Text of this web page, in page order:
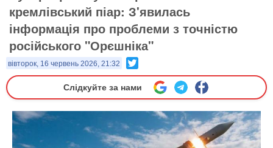
кремлівський піар: З'явилась
інформація про проблеми з точністю
російського "Орєшніка"
вівторок, 16 червень 2026, 21:32
Слідкуйте за нами